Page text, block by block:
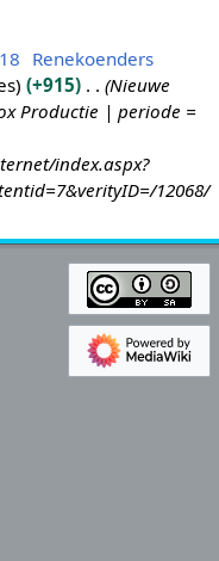
Renekoenders
+915
Nieuwe
Productie | periode =
index.aspx?
12068/